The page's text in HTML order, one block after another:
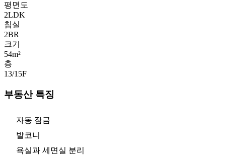
평면도
2LDK
침실
2BR
크기
54m²
층
13/15F
부동산 특징
자동 잠금
발코니
욕실과 세면실 분리